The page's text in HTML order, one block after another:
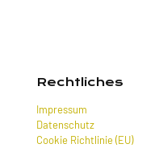
Rechtliches
Impressum
Datenschutz
Cookie Richtlinie (EU)